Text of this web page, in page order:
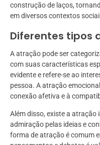
construção de laços,
em diversos contextos
Diferentes tipos
A atração pode ser
com suas características
evidente e refere-se ao
pessoa. A atração
conexão afetiva e à
Além disso, existe a atração
admiração pelas ideias e
forma de atração é comum